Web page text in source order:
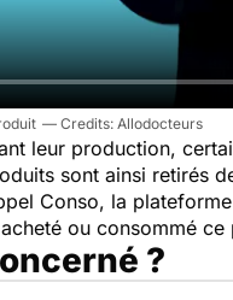
Allodocteurs
leur production,
sont ainsi retirés
Conso, la
ou consommé ce
?